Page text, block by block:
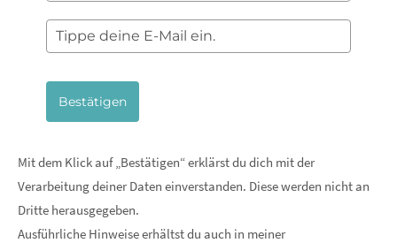
Bestätigen
Mit dem Klick auf „Bestätigen“ erklärst du dich mit der
Verarbeitung deiner Daten einverstanden. Diese werden nicht an
Dritte herausgegeben.
Ausführliche Hinweise erhältst du auch in meiner